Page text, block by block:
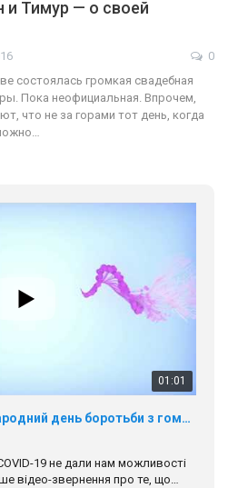
и Тимур — о своей
0
состоялась громкая свадебная
Пока неофициальная. Впрочем,
что не за горами тот день, когда
01:01
17 травня IDAHO. Міжнародний день боротьби з гомофобією трансфобією і біфобія.
19 не дали нам можливості
відео-звернення про те, що